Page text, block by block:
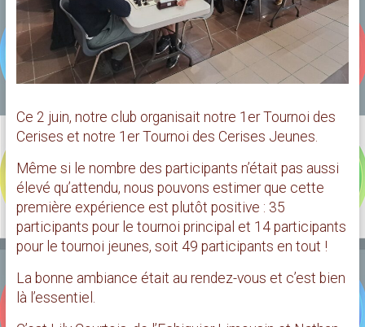
Ce 2 juin, notre club organisait notre 1er Tournoi des
Cerises et notre 1er Tournoi des Cerises Jeunes.
Même si le nombre des participants n’était pas aussi
élevé qu’attendu, nous pouvons estimer que cette
première expérience est plutôt positive : 35
participants pour le tournoi principal et 14 participants
pour le tournoi jeunes, soit 49 participants en tout !
La bonne ambiance était au rendez-vous et c’est bien
là l’essentiel.